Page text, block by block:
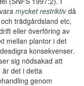
mycket restriktivdå
trädgårdsland etc,
eller överföring av
mellan plantor i det
konsekvenser.
sig nödsakad att
det i detta
genom